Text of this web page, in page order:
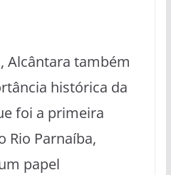
Alcântara também
histórica da
foi a primeira
Rio Parnaíba,
papel